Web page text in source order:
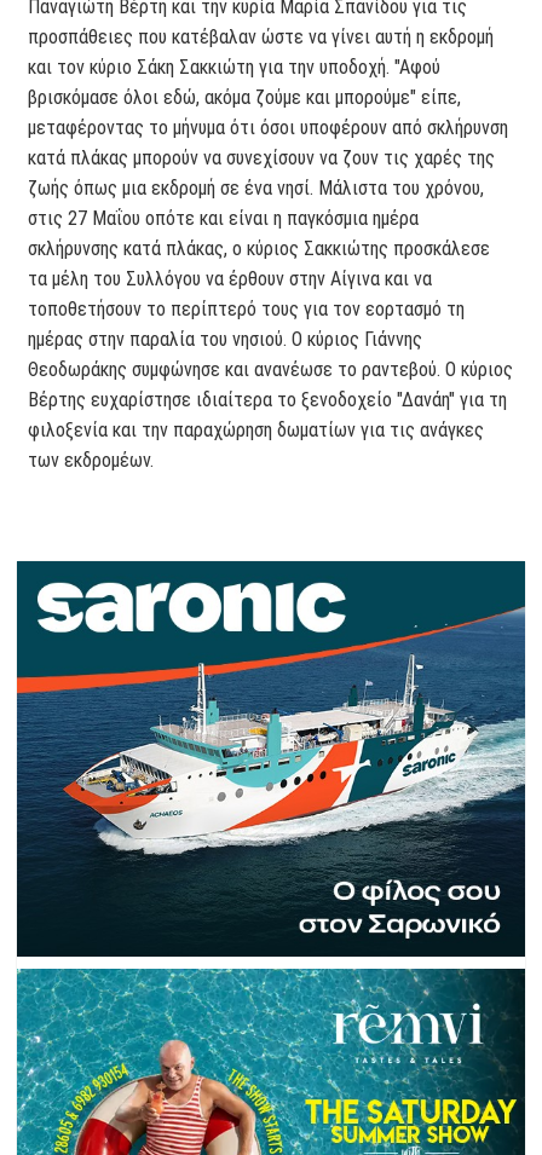
Παναγιώτη Βέρτη και την κυρία Μαρία Σπανίδου για τις
προσπάθειες που κατέβαλαν ώστε να γίνει αυτή η εκδρομή
και τον κύριο Σάκη Σακκιώτη για την υποδοχή. "Αφού
βρισκόμασε όλοι εδώ, ακόμα ζούμε και μπορούμε" είπε,
μεταφέροντας το μήνυμα ότι όσοι υποφέρουν από σκλήρυνση
κατά πλάκας μπορούν να συνεχίσουν να ζουν τις χαρές της
ζωής όπως μια εκδρομή σε ένα νησί. Μάλιστα του χρόνου,
στις 27 Μαΐου οπότε και είναι η παγκόσμια ημέρα
σκλήρυνσης κατά πλάκας, ο κύριος Σακκιώτης προσκάλεσε
τα μέλη του Συλλόγου να έρθουν στην Αίγινα και να
τοποθετήσουν το περίπτερό τους για τον εορτασμό τη
ημέρας στην παραλία του νησιού. Ο κύριος Γιάννης
Θεοδωράκης συμφώνησε και ανανέωσε το ραντεβού. Ο κύριος
Βέρτης ευχαρίστησε ιδιαίτερα το ξενοδοχείο "Δανάη" για τη
φιλοξενία και την παραχώρηση δωματίων για τις ανάγκες
των εκδρομέων.